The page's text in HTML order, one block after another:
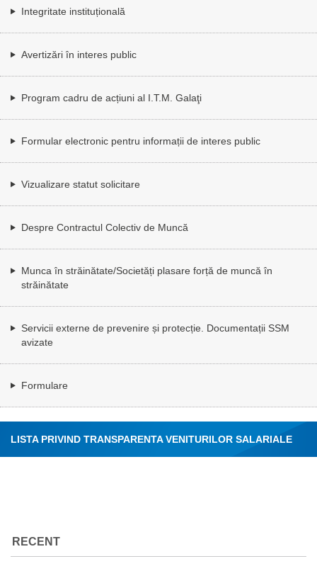
Integritate instituțională
Avertizări în interes public
Program cadru de acțiuni al I.T.M. Galaţi
Formular electronic pentru informații de interes public
Vizualizare statut solicitare
Despre Contractul Colectiv de Muncă
Munca în străinătate/Societăți plasare forță de muncă în
străinătate
Servicii externe de prevenire și protecție. Documentații SSM
avizate
Formulare
LISTA PRIVIND TRANSPARENTA VENITURILOR SALARIALE
RECENT